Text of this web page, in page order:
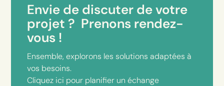
Envie de discuter de votre
projet ? Prenons rendez-
vous !
Ensemble, explorons les solutions adaptées à
vos besoins.
Cliquez ici pour planifier un échange